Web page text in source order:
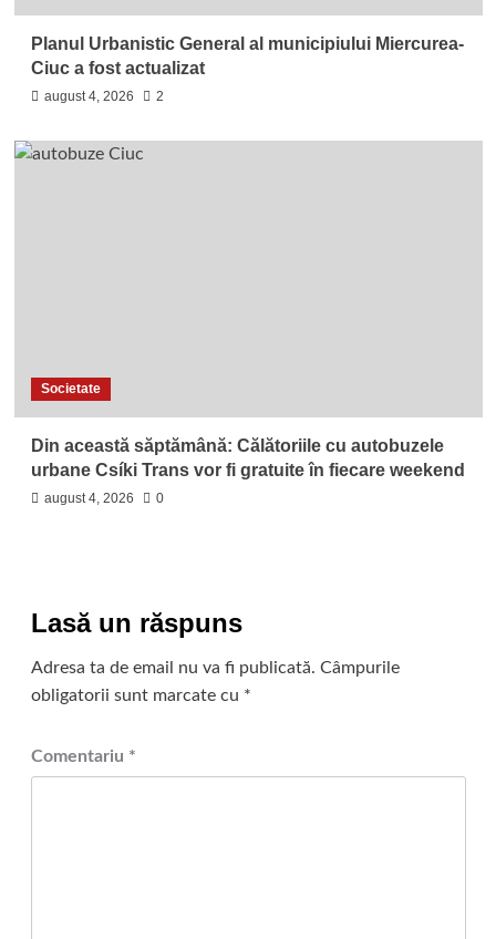
Planul Urbanistic General al municipiului Miercurea-
Ciuc a fost actualizat
august 4, 2026 2
Societate
Din această săptămână: Călătoriile cu autobuzele
urbane Csíki Trans vor fi gratuite în fiecare weekend
august 4, 2026 0
Lasă un răspuns
Adresa ta de email nu va fi publicată. Câmpurile
obligatorii sunt marcate cu *
Comentariu *